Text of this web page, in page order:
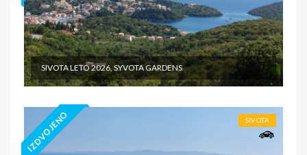
SIVOTA LETO 2026, SYVOTA GARDENS
IZDVOJENO SIVOTA